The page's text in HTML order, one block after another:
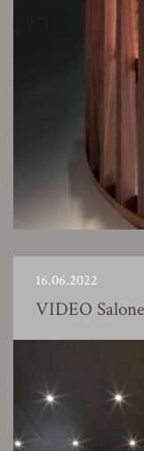
16.06.2022
VIDEO